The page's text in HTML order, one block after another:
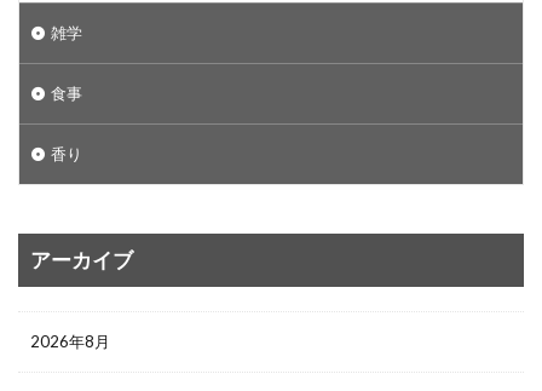
雑学
食事
香り
アーカイブ
2026年8月